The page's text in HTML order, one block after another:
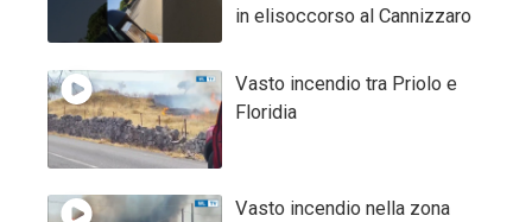
in elisoccorso al Cannizzaro
Vasto incendio tra Priolo e
Floridia
Vasto incendio nella zona